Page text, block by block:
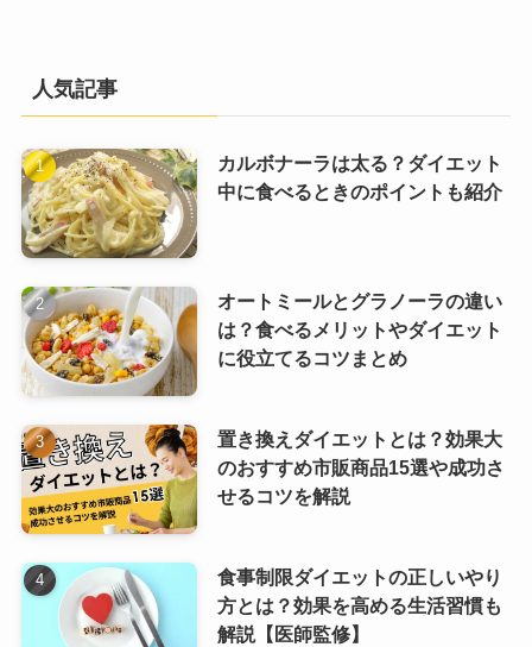
人気記事
カルボナーラは太る？ダイエット
中に食べるときのポイントも紹介
オートミールとグラノーラの違い
は？食べるメリットやダイエット
に役立てるコツまとめ
置き換えダイエットとは？効果大
のおすすめ市販商品15選や成功さ
せるコツを解説
食事制限ダイエットの正しいやり
方とは？効果を高める生活習慣も
解説【医師監修】